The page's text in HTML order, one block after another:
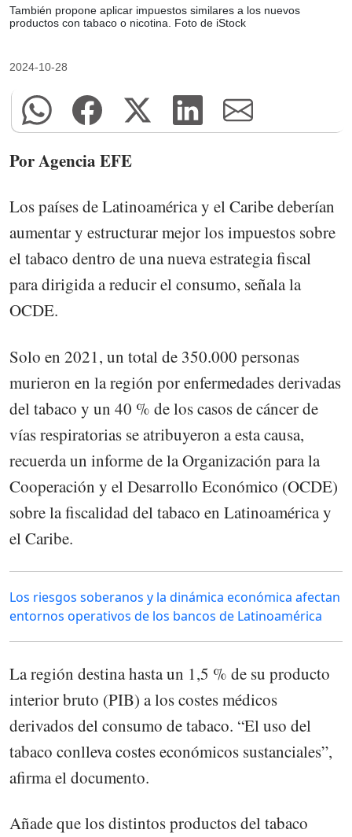
También propone aplicar impuestos similares a los nuevos
productos con tabaco o nicotina. Foto de iStock
2024-10-28
Por Agencia EFE
Los países de Latinoamérica y el Caribe deberían
aumentar y estructurar mejor los impuestos sobre
el tabaco dentro de una nueva estrategia fiscal
para dirigida a reducir el consumo, señala la
OCDE.
Solo en 2021, un total de 350.000 personas
murieron en la región por enfermedades derivadas
del tabaco y un 40 % de los casos de cáncer de
vías respiratorias se atribuyeron a esta causa,
recuerda un informe de la Organización para la
Cooperación y el Desarrollo Económico (OCDE)
sobre la fiscalidad del tabaco en Latinoamérica y
el Caribe.
Los riesgos soberanos y la dinámica económica afectan
entornos operativos de los bancos de Latinoamérica
La región destina hasta un 1,5 % de su producto
interior bruto (PIB) a los costes médicos
derivados del consumo de tabaco. “El uso del
tabaco conlleva costes económicos sustanciales”,
afirma el documento.
Añade que los distintos productos del tabaco